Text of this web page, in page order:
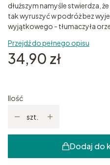
dłuższym namyśle stwierdza,
tak wyruszyć w podróż bez
wyjątkowego - tłumaczyła
Przejdź do pełnego opisu
Cena
34,90 zł
Ilość
szt.
Dodaj do